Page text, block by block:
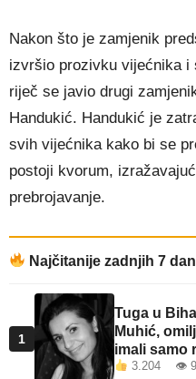
Nakon što je zamjenik
izvršio prozivku vijećnika i
riječ se javio drugi
Handukić. Handukić je
svih vijećnika kako bi se
postoji kvorum,
prebrojavanje.
Najčitanije zadnjih 7
1
Tuga u
Muhić,
imali samo
3.204 👁